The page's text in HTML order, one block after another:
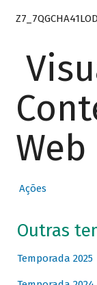
Web
Ações
Outras
Temporada 2025